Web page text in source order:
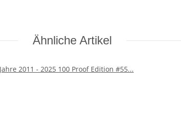
Ähnliche Artikel